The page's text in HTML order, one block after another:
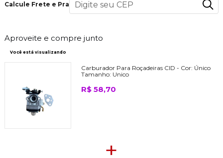
Calcule Frete e Prazo
Aproveite e compre junto
Você está visualizando
Carburador Para Roçadeiras CID - Cor: Único
Tamanho: Unico
R$ 58,70
+